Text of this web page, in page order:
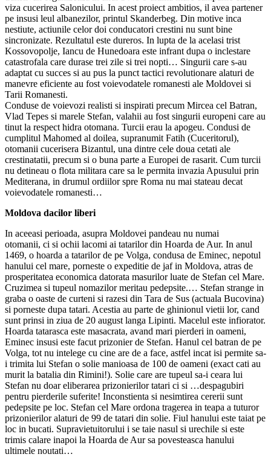
viza cucerirea Salonicului. In acest proiect ambitios, il avea partener
pe insusi leul albanezilor, printul Skanderbeg. Din motive inca
nestiute, actiunile celor doi conducatori crestini nu sunt bine
sincronizate. Rezultatul este dureros. In lupta de la acelasi trist
Kossovopolje, Iancu de Hunedoara este infrant dupa o inclestare
catastrofala care durase trei zile si trei nopti… Singurii care s-au
adaptat cu succes si au pus la punct tactici revolutionare alaturi de
manevre eficiente au fost voievodatele romanesti ale Moldovei si
Tarii Romanesti.
Conduse de voievozi realisti si inspirati precum Mircea cel Batran,
Vlad Tepes si marele Stefan, valahii au fost singurii europeni care au
tinut la respect hidra otomana. Turcii erau la apogeu. Condusi de
cumplitul Mahomed al doilea, supranumit Fatih (Cuceritorul),
otomanii cucerisera Bizantul, una dintre cele doua cetati ale
crestinatatii, precum si o buna parte a Europei de rasarit. Cum turcii
nu detineau o flota militara care sa le permita invazia Apusului prin
Mediterana, in drumul ordiilor spre Roma nu mai stateau decat
voievodatele romanesti…
Moldova dacilor liberi
In aceeasi perioada, asupra Moldovei pandeau nu numai
otomanii, ci si ochii lacomi ai tatarilor din Hoarda de Aur. In anul
1469, o hoarda a tatarilor de pe Volga, condusa de Eminec, nepotul
hanului cel mare, porneste o expeditie de jaf in Moldova, atras de
prosperitatea economica datorata masurilor luate de Stefan cel Mare.
Cruzimea si tupeul nomazilor meritau pedepsite.… Stefan strange in
graba o oaste de curteni si razesi din Tara de Sus (actuala Bucovina)
si porneste dupa tatari. Acestia au parte de ghinionul vietii lor, cand
sunt prinsi in ziua de 20 august langa Lipinti. Macelul este infiorator.
Hoarda tatarasca este masacrata, avand mari pierderi in oameni,
Eminec insusi este facut prizonier de Stefan. Hanul cel batran de pe
Volga, tot nu intelege cu cine are de a face, astfel incat isi permite sa-
i trimita lui Stefan o solie manioasa de 100 de oameni (exact cati au
murit la batalia din Rimini!). Solie care are tupeul sa-i ceara lui
Stefan nu doar eliberarea prizonierilor tatari ci si …despagubiri
pentru pierderile suferite! Inconstienta si nesimtirea cererii sunt
pedepsite pe loc. Stefan cel Mare ordona tragerea in teapa a tuturor
prizonierilor alaturi de 99 de tatari din solie. Fiul hanului este taiat pe
loc in bucati. Supravietuitorului i se taie nasul si urechile si este
trimis calare inapoi la Hoarda de Aur sa povesteasca hanului
ultimele noutati…